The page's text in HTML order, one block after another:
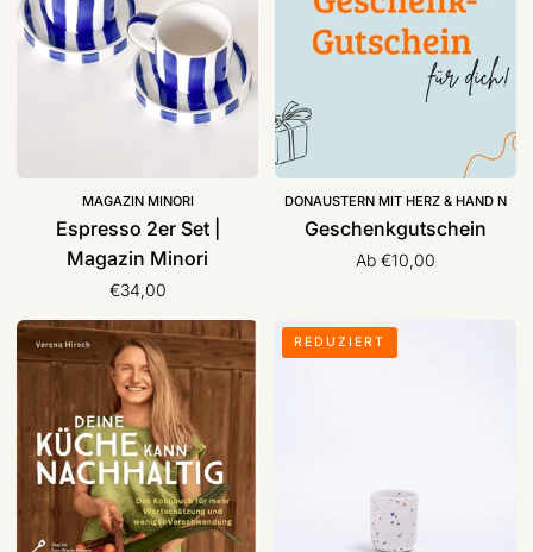
Minori
MAGAZIN MINORI
Espresso 2er Set |
Magazin Minori
€34,00
DONAUSTERN MIT HERZ & HAND N
Geschenkgutschein
Ab €10,00
Buch
“Deine
Küche
kann
nachhaltig“,
Verena
Hirsch
Keramik
Tasse
REDUZIERT